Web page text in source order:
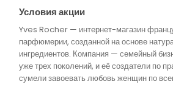
Условия акции
Yves Rocher — интернет-магазин
парфюмерии, созданной на основе
ингредиентов. Компания — семейный
уже трех поколений, и её создатели по
сумели завоевать любовь женщин по